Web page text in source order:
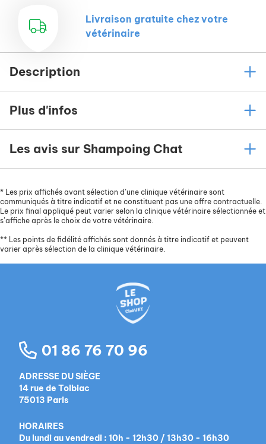
Livraison gratuite chez votre
vétérinaire
Description
Plus d'infos
Les avis sur Shampoing Chat
* Les prix affichés avant sélection d’une clinique vétérinaire sont
communiqués à titre indicatif et ne constituent pas une offre contractuelle.
Le prix final appliqué peut varier selon la clinique vétérinaire sélectionnée et
s’affiche après le choix de votre vétérinaire.
** Les points de fidélité affichés sont donnés à titre indicatif et peuvent
varier après sélection de la clinique vétérinaire.
01 86 76 70 96
ADRESSE DU SIÈGE
14 rue de Tolbiac
75013 Paris
HORAIRES
Du lundi au vendredi : 10h - 12h30 / 13h30 - 16h30